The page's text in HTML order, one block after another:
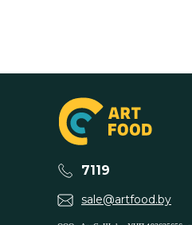
7119
sale@artfood.by